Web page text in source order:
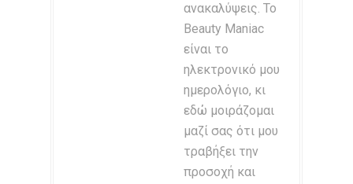
ανακαλύψεις. Το
Beauty Maniac
είναι το
ηλεκτρονικό μου
ημερολόγιο, κι
εδώ μοιράζομαι
μαζί σας ότι μου
τραβήξει την
προσοχή και